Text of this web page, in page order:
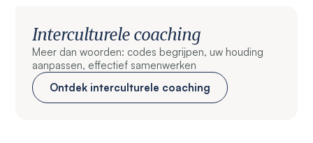
Interculturele coaching
Meer dan woorden: codes begrijpen, uw houding
aanpassen, effectief samenwerken
Ontdek interculturele coaching